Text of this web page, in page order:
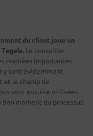
du client joue un
Le conseiller
données importantes
y sont évidemment
et le champ de
sont ensuite utilisées
moment du processus